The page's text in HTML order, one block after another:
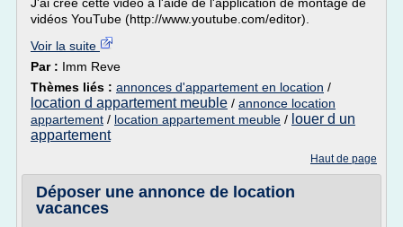
vidéos YouTube (http://www.youtube.com/editor).
Voir la suite
Par : Imm Reve
Thèmes liés : annonces d'appartement en location /
location d appartement meuble / annonce location
appartement / location appartement meuble / louer d un
appartement
Haut de page
Déposer une annonce de location
vacances